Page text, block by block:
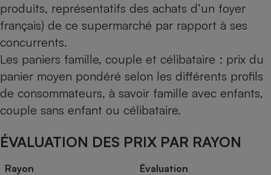
produits, représentatifs des achats d’un foyer
français) de ce supermarché par rapport à ses
concurrents.
Les paniers famille, couple et célibataire : prix du
panier moyen pondéré selon les différents profils
de consommateurs, à savoir famille avec enfants,
couple sans enfant ou célibataire.
ÉVALUATION DES PRIX PAR RAYON
Rayon Évaluation